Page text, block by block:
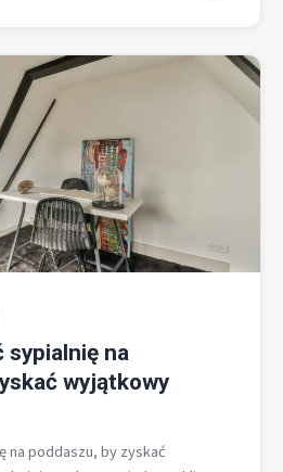
sypialnię na
wyjątkowy
na poddaszu, by zyskać